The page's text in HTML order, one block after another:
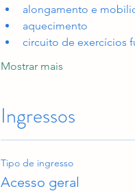
alongamento e
aquecimento
circuito de exercícios
Mostrar mais
Ingressos
Tipo de ingresso
Acesso geral